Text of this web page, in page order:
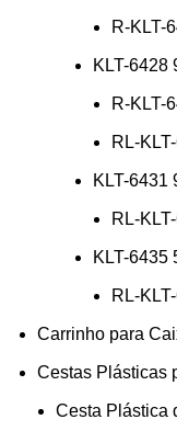
R-KLT-
KLT-6428
R-KLT-
RL-
KLT-6431
RL-
KLT-6435
RL-
Carrinho para
Cestas Plásticas
Cesta Plástica